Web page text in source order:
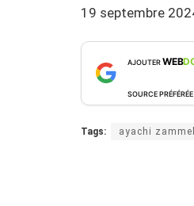
19 septembre
AJOUTERWEB
SOURCE
Tags: ayachi zammel